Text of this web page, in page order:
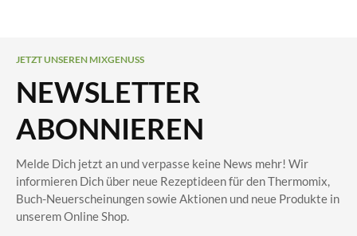
JETZT UNSEREN MIXGENUSS
NEWSLETTER
ABONNIEREN
Melde Dich jetzt an und verpasse keine News mehr! Wir
informieren Dich über neue Rezeptideen für den Thermomix,
Buch-Neuerscheinungen sowie Aktionen und neue Produkte in
unserem Online Shop.